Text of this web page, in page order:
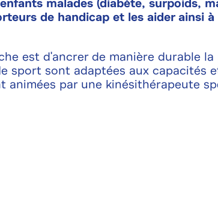
malades (diabète, surpoids,
de handicap et les aider ainsi
est d'ancrer de manière durable
sport sont adaptées aux capacités
animées par une kinésithérapeute